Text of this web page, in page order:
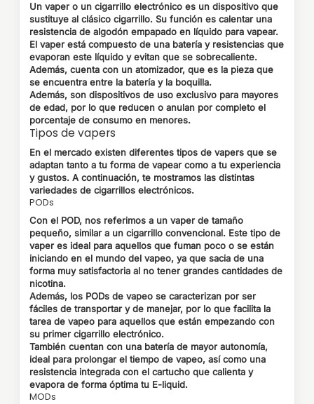
Un vaper o un cigarrillo electrónico es un dispositivo que
sustituye al clásico cigarrillo. Su función es calentar una
resistencia de algodón empapado en líquido para vapear.
El vaper está compuesto de una batería y resistencias que
evaporan este líquido y evitan que se sobrecaliente.
Además, cuenta con un atomizador, que es la pieza que
se encuentra entre la batería y la boquilla.
Además, son dispositivos de uso exclusivo para mayores
de edad, por lo que reducen o anulan por completo el
porcentaje de consumo en menores.
Tipos de vapers
En el mercado existen diferentes tipos de vapers que se
adaptan tanto a tu forma de vapear como a tu experiencia
y gustos. A continuación, te mostramos las distintas
variedades de cigarrillos electrónicos.
PODs
Con el POD, nos referimos a un vaper de tamaño
pequeño, similar a un cigarrillo convencional. Este tipo de
vaper es ideal para aquellos que fuman poco o se están
iniciando en el mundo del vapeo, ya que sacia de una
forma muy satisfactoria al no tener grandes cantidades de
nicotina.
Además, los PODs de vapeo se caracterizan por ser
fáciles de transportar y de manejar, por lo que facilita la
tarea de vapeo para aquellos que están empezando con
su primer cigarrillo electrónico.
También cuentan con una batería de mayor autonomía,
ideal para prolongar el tiempo de vapeo, así como una
resistencia integrada con el cartucho que calienta y
evapora de forma óptima tu E-liquid.
MODs